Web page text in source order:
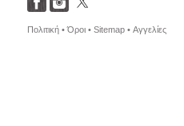
Πολιτική •Όροι • Sitemap • Αγγελίες